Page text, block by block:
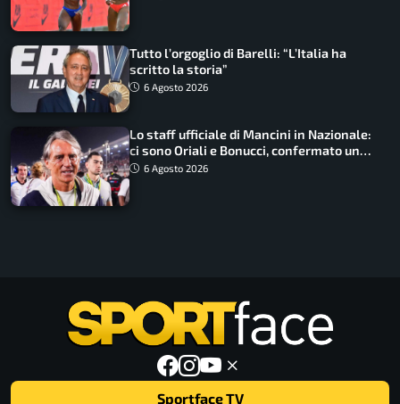
Tutto l’orgoglio di Barelli: “L’Italia ha
scritto la storia”
6 Agosto 2026
Lo staff ufficiale di Mancini in Nazionale:
ci sono Oriali e Bonucci, confermato un
ritorno
6 Agosto 2026
Sportface TV